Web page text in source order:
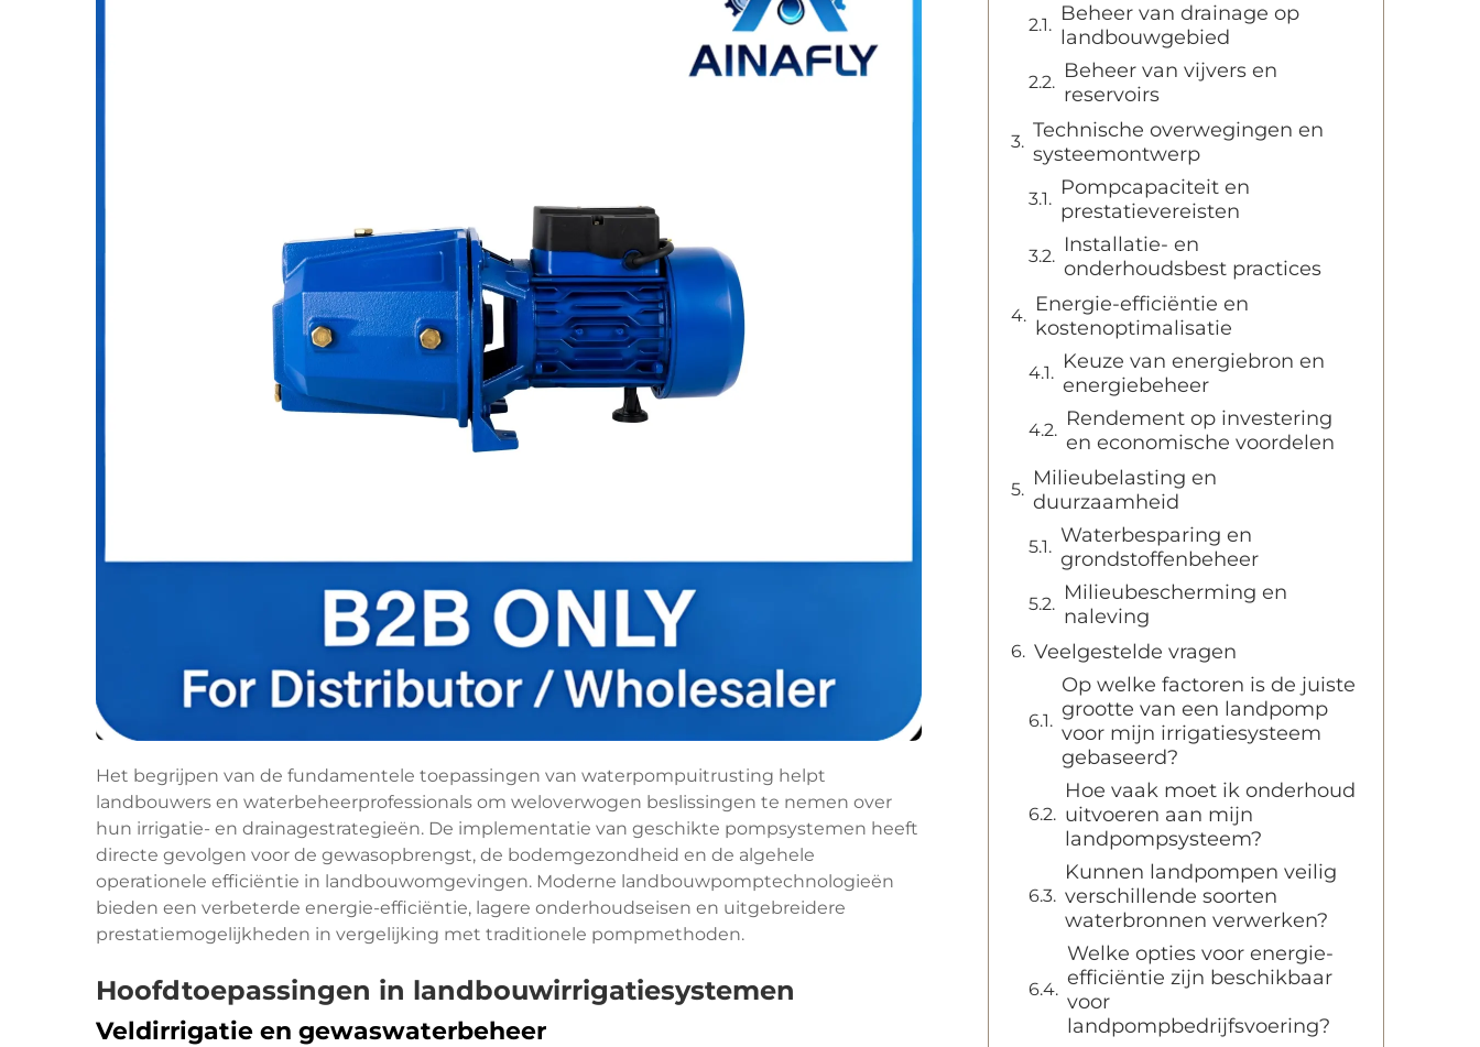
Het begrijpen van de fundamentele toepassingen van waterpompuitrusting helpt
landbouwers en waterbeheerprofessionals om weloverwogen beslissingen te nemen over
hun irrigatie- en drainagestrategieën. De implementatie van geschikte pompsystemen heeft
directe gevolgen voor de gewasopbrengst, de bodemgezondheid en de algehele
operationele efficiëntie in landbouwomgevingen. Moderne landbouwpomptechnologieën
bieden een verbeterde energie-efficiëntie, lagere onderhoudseisen en uitgebreidere
prestatiemogelijkheden in vergelijking met traditionele pompmethoden.
Hoofdtoepassingen in landbouwirrigatiesystemen
Veldirrigatie en gewaswaterbeheer
Beheer van drainage op
landbouwgebied
Beheer van vijvers en
reservoirs
Technische overwegingen en
systeemontwerp
Pompcapaciteit en
prestatievereisten
Installatie- en
onderhoudsbest practices
Energie-efficiëntie en
kostenoptimalisatie
Keuze van energiebron en
energiebeheer
Rendement op investering
en economische voordelen
Milieubelasting en
duurzaamheid
Waterbesparing en
grondstoffenbeheer
Milieubescherming en
naleving
Veelgestelde vragen
Op welke factoren is de juiste
grootte van een landpomp
voor mijn irrigatiesysteem
gebaseerd?
Hoe vaak moet ik onderhoud
uitvoeren aan mijn
landpompsysteem?
Kunnen landpompen veilig
verschillende soorten
waterbronnen verwerken?
Welke opties voor energie-
efficiëntie zijn beschikbaar
voor
landpompbedrijfsvoering?